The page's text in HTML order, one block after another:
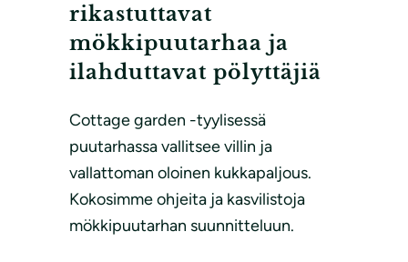
rikastuttavat
mökkipuutarhaa ja
ilahduttavat pölyttäjiä
Cottage garden -tyylisessä
puutarhassa vallitsee villin ja
vallattoman oloinen kukkapaljous.
Kokosimme ohjeita ja kasvilistoja
mökkipuutarhan suunnitteluun.